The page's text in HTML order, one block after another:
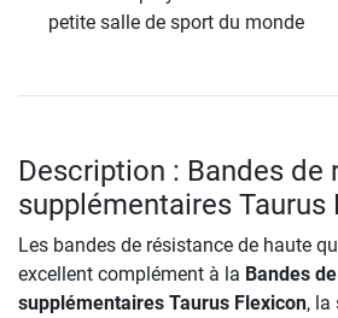
petite salle de sport du monde
Description : Bandes de
supplémentaires Taurus
Les bandes de résistance de haute
excellent complément à la Bandes
supplémentaires Taurus Flexicon, la